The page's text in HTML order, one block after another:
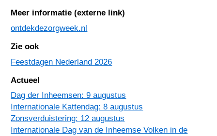
Meer informatie (externe link)
ontdekdezorgweek.nl
Zie ook
Feestdagen Nederland 2026
Actueel
Dag der Inheemsen: 9 augustus
Internationale Kattendag: 8 augustus
Zonsverduistering: 12 augustus
Internationale Dag van de Inheemse Volken in de